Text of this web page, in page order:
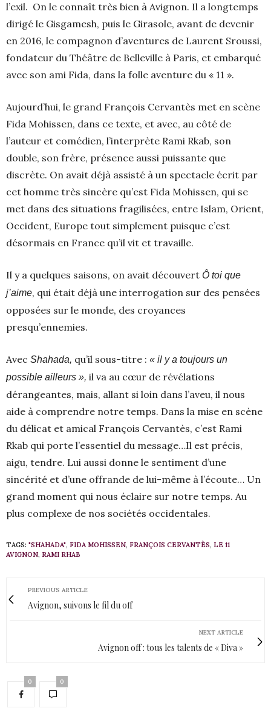
l’exil. On le connaît très bien à Avignon. Il a longtemps
dirigé le Gisgamesh, puis le Girasole, avant de devenir
en 2016, le compagnon d’aventures de Laurent Sroussi,
fondateur du Théâtre de Belleville à Paris, et embarqué
avec son ami Fida, dans la folle aventure du « 11 ».
Aujourd’hui, le grand François Cervantès met en scène
Fida Mohissen, dans ce texte, et avec, au côté de
l’auteur et comédien, l’interprète Rami Rkab, son
double, son frère, présence aussi puissante que
discrète. On avait déjà assisté à un spectacle écrit par
cet homme très sincère qu’est Fida Mohissen, qui se
met dans des situations fragilisées, entre Islam, Orient,
Occident, Europe tout simplement puisque c’est
désormais en France qu’il vit et travaille.
Il y a quelques saisons, on avait découvert Ô toi que
j’aime, qui était déjà une interrogation sur des pensées
opposées sur le monde, des croyances
presqu’ennemies.
Avec Shahada, qu’il sous-titre : « il y a toujours un
possible ailleurs », il va au cœur de révélations
dérangeantes, mais, allant si loin dans l’aveu, il nous
aide à comprendre notre temps. Dans la mise en scène
du délicat et amical François Cervantès, c’est Rami
Rkab qui porte l’essentiel du message…Il est précis,
aigu, tendre. Lui aussi donne le sentiment d’une
sincérité et d’une offrande de lui-même à l’écoute… Un
grand moment qui nous éclaire sur notre temps. Au
plus complexe de nos sociétés occidentales.
TAGS: "SHAHADA", FIDA MOHISSEN, FRANÇOIS CERVANTÈS, LE 11
AVIGNON, RAMI RHAB
PREVIOUS ARTICLE
Avignon, suivons le fil du off
NEXT ARTICLE
Avignon off : tous les talents de « Diva »
0 0